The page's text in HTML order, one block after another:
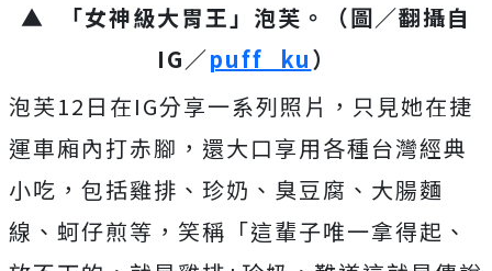
▲ 「女神級大胃王」泡芙。（圖／翻攝自
IG／puff_ku）
泡芙12日在IG分享一系列照片，只見她在捷
運車廂內打赤腳，還大口享用各種台灣經典
小吃，包括雞排、珍奶、臭豆腐、大腸麵
線、蚵仔煎等，笑稱「這輩子唯一拿得起、